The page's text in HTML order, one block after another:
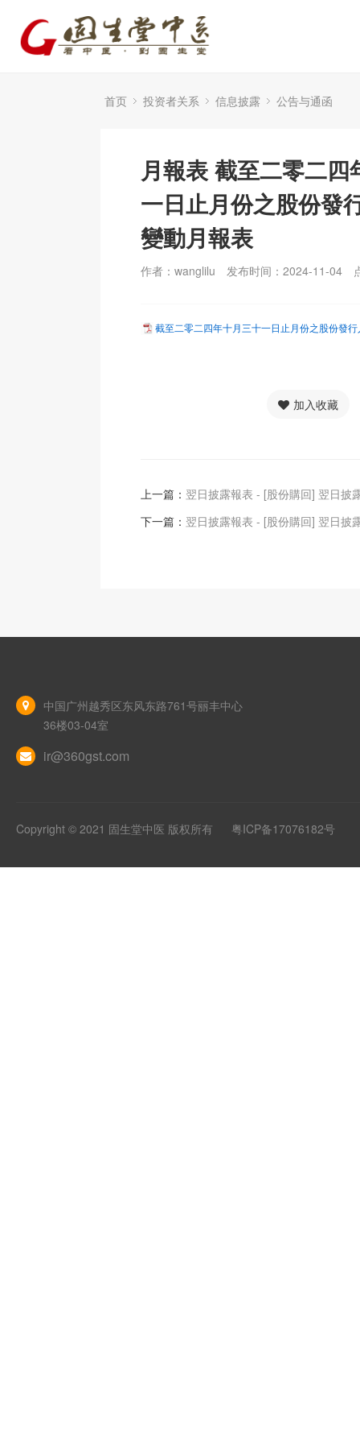
首页 投资者关系 信息披露 公告与通函
月報表 截至二零二四
一日止月份之股份發
變動月報表
作者：wanglilu 发布时间：2024-11-04
截至二零二四年十月三十一日止月份之股份發
加入收藏
上一篇： 翌日披露報表 - [股份購回] 翌日披
下一篇： 翌日披露報表 - [股份購回] 翌日披
中国广州越秀区东风东路761号丽丰中心
36楼03-04室
ir@360gst.com
Copyright © 2021 固生堂中医 版权所有 粤ICP备17076182号